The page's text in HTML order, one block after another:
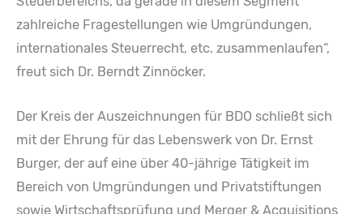
zahlreiche Fragestellungen wie Umgründungen,
internationales Steuerrecht, etc. zusammenlaufen“,
freut sich Dr. Berndt Zinnöcker.
Der Kreis der Auszeichnungen für BDO schließt sich
mit der Ehrung für das Lebenswerk von Dr. Ernst
Burger, der auf eine über 40-jährige Tätigkeit im
Bereich von Umgründungen und Privatstiftungen
sowie Wirtschaftsprüfung und Merger & Acquisitions